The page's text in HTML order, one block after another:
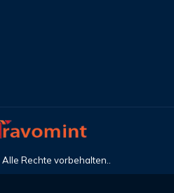
. Alle Rechte vorbehalten..